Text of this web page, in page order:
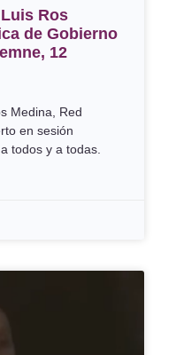
Ros
de Gobierno
12
Medina, Red
en sesión
todos y a todas.